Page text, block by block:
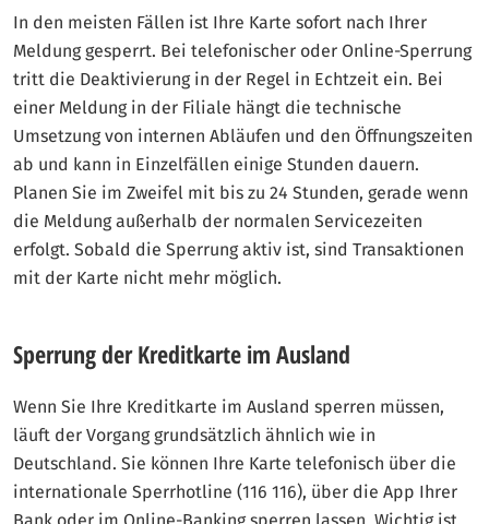
In den meisten Fällen ist Ihre Karte sofort nach Ihrer
Meldung gesperrt. Bei telefonischer oder Online-Sperrung
tritt die Deaktivierung in der Regel in Echtzeit ein. Bei
einer Meldung in der Filiale hängt die technische
Umsetzung von internen Abläufen und den Öffnungszeiten
ab und kann in Einzelfällen einige Stunden dauern.
Planen Sie im Zweifel mit bis zu 24 Stunden, gerade wenn
die Meldung außerhalb der normalen Servicezeiten
erfolgt. Sobald die Sperrung aktiv ist, sind Transaktionen
mit der Karte nicht mehr möglich.
Sperrung der Kreditkarte im Ausland
Wenn Sie Ihre Kreditkarte im Ausland sperren müssen,
läuft der Vorgang grundsätzlich ähnlich wie in
Deutschland. Sie können Ihre Karte telefonisch über die
internationale Sperrhotline (116 116), über die App Ihrer